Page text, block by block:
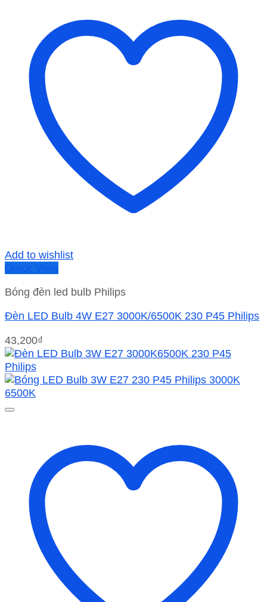
Add to wishlist
Quick View
Bóng đèn led bulb Philips
Đèn LED Bulb 4W E27 3000K/6500K 230 P45 Philips
43,200₫